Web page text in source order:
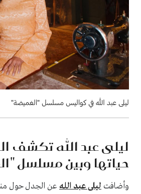
ليلى عبد الله في كواليس مسلسل "الغميضة"
ليلى عبد الله تكشف
حياتها وبين مسلسل
وأضافت ليلى عبد الله عن الجدل حول